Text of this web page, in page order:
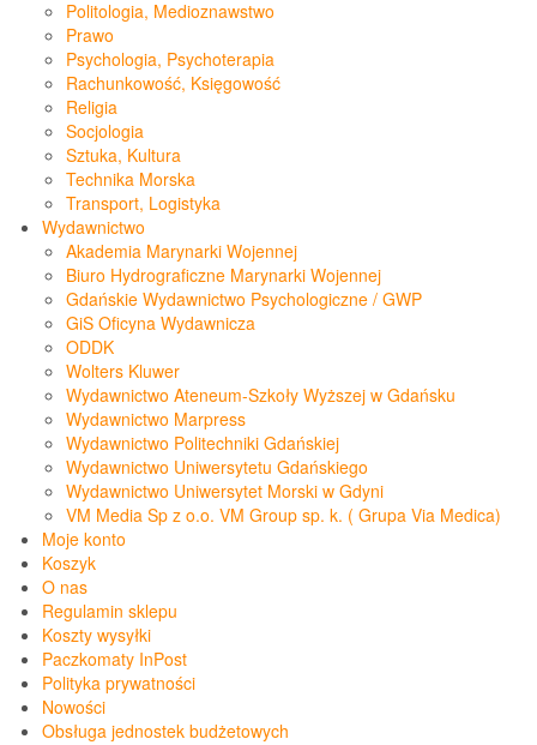
Politologia, Medioznawstwo
Prawo
Psychologia, Psychoterapia
Rachunkowość, Księgowość
Religia
Socjologia
Sztuka, Kultura
Technika Morska
Transport, Logistyka
Wydawnictwo
Akademia Marynarki Wojennej
Biuro Hydrograficzne Marynarki Wojennej
Gdańskie Wydawnictwo Psychologiczne / GWP
GiS Oficyna Wydawnicza
ODDK
Wolters Kluwer
Wydawnictwo Ateneum-Szkoły Wyższej w Gdańsku
Wydawnictwo Marpress
Wydawnictwo Politechniki Gdańskiej
Wydawnictwo Uniwersytetu Gdańskiego
Wydawnictwo Uniwersytet Morski w Gdyni
VM Media Sp z o.o. VM Group sp. k. ( Grupa Via Medica)
Moje konto
Koszyk
O nas
Regulamin sklepu
Koszty wysyłki
Paczkomaty InPost
Polityka prywatności
Nowości
Obsługa jednostek budżetowych